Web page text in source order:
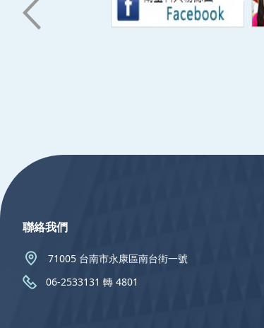
聯絡我們
71005 台南市永康區南台街一號
06-2533131 轉 4801